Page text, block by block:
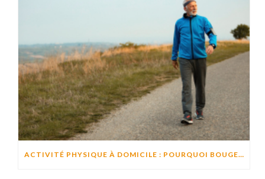
ACTIVITÉ PHYSIQUE À DOMICILE : POURQUOI BOUGER CHAQUE JOUR AIDE À PRÉSERVER L’AUTONOMIE ?